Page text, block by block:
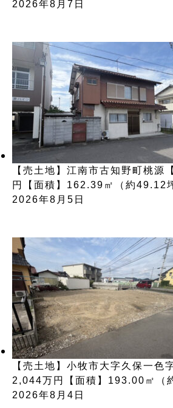
2026年8月7日
【売土地】江南市古知野町桃源
円【面積】162.39㎡（約49.12
2026年8月5日
【売土地】小牧市大字久保一色
2,044万円【面積】193.00㎡（
2026年8月4日